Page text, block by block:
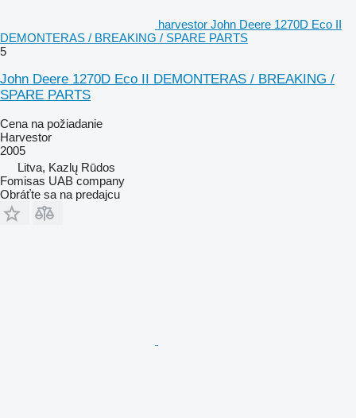
harvestor John Deere 1270D Eco II
DEMONTERAS / BREAKING / SPARE PARTS
5
John Deere 1270D Eco II DEMONTERAS / BREAKING /
SPARE PARTS
Cena na požiadanie
Harvestor
2005
Litva, Kazlų Rūdos
Fomisas UAB company
Obráťte sa na predajcu